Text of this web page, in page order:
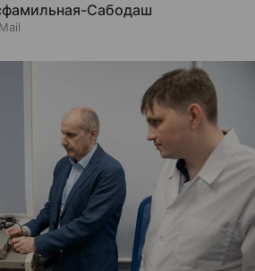
Сабодаш